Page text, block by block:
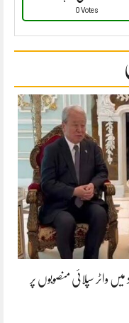
0 Votes
واٹر سپلائی منصوبوں پر